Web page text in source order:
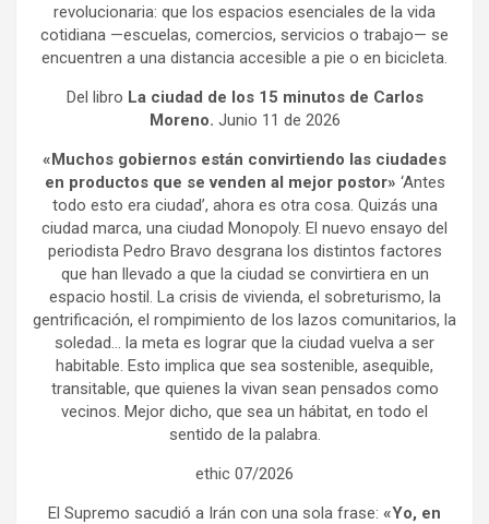
revolucionaria: que los espacios esenciales de la vida
cotidiana —escuelas, comercios, servicios o trabajo— se
encuentren a una distancia accesible a pie o en bicicleta.
Del libro La ciudad de los 15 minutos de Carlos
Moreno. Junio 11 de 2026
«Muchos gobiernos están convirtiendo las ciudades
en productos que se venden al mejor postor» ‘Antes
todo esto era ciudad’, ahora es otra cosa. Quizás una
ciudad marca, una ciudad Monopoly. El nuevo ensayo del
periodista Pedro Bravo desgrana los distintos factores
que han llevado a que la ciudad se convirtiera en un
espacio hostil. La crisis de vivienda, el sobreturismo, la
gentrificación, el rompimiento de los lazos comunitarios, la
soledad… la meta es lograr que la ciudad vuelva a ser
habitable. Esto implica que sea sostenible, asequible,
transitable, que quienes la vivan sean pensados como
vecinos. Mejor dicho, que sea un hábitat, en todo el
sentido de la palabra.
ethic 07/2026
El Supremo sacudió a Irán con una sola frase: «Yo, en